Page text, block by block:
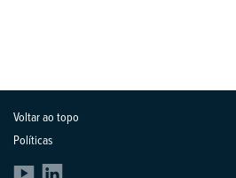
Voltar ao topo
Políticas